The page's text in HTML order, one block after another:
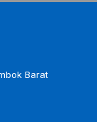
Barat